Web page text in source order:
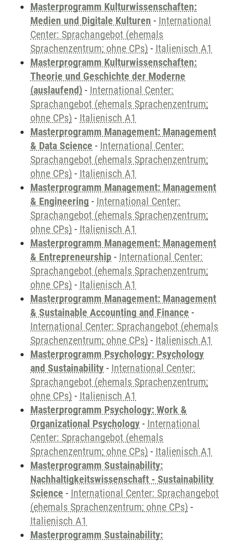
Masterprogramm Kulturwissenschaften:
Medien und Digitale Kulturen - International
Center: Sprachangebot (ehemals
Sprachenzentrum; ohne CPs) - Italienisch A1
Masterprogramm Kulturwissenschaften:
Theorie und Geschichte der Moderne
(auslaufend) - International Center:
Sprachangebot (ehemals Sprachenzentrum;
ohne CPs) - Italienisch A1
Masterprogramm Management: Management
& Data Science - International Center:
Sprachangebot (ehemals Sprachenzentrum;
ohne CPs) - Italienisch A1
Masterprogramm Management: Management
& Engineering - International Center:
Sprachangebot (ehemals Sprachenzentrum;
ohne CPs) - Italienisch A1
Masterprogramm Management: Management
& Entrepreneurship - International Center:
Sprachangebot (ehemals Sprachenzentrum;
ohne CPs) - Italienisch A1
Masterprogramm Management: Management
& Sustainable Accounting and Finance -
International Center: Sprachangebot (ehemals
Sprachenzentrum; ohne CPs) - Italienisch A1
Masterprogramm Psychology: Psychology
and Sustainability - International Center:
Sprachangebot (ehemals Sprachenzentrum;
ohne CPs) - Italienisch A1
Masterprogramm Psychology: Work &
Organizational Psychology - International
Center: Sprachangebot (ehemals
Sprachenzentrum; ohne CPs) - Italienisch A1
Masterprogramm Sustainability:
Nachhaltigkeitswissenschaft - Sustainability
Science - International Center: Sprachangebot
(ehemals Sprachenzentrum; ohne CPs) -
Italienisch A1
Masterprogramm Sustainability: